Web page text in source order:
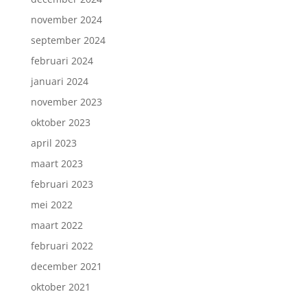
november 2024
september 2024
februari 2024
januari 2024
november 2023
oktober 2023
april 2023
maart 2023
februari 2023
mei 2022
maart 2022
februari 2022
december 2021
oktober 2021